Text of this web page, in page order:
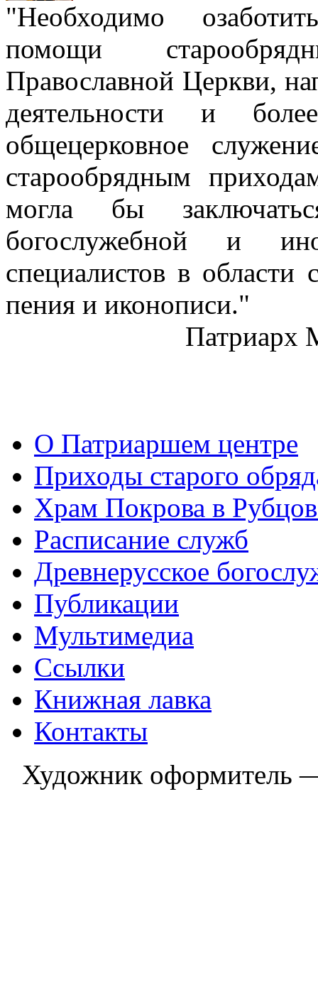
"Необходимо
помощи
Православной Церкви,
деятельности и
общецерковное
старообрядным
могла бы
богослужебной и
специалистов в области
пения и иконописи."
Патриарх
О Патриаршем центре
Приходы старого
Храм Покрова в
Расписание служб
Древнерусское
Публикации
Мультимедиа
Ссылки
Книжная лавка
Контакты
Художник оформитель